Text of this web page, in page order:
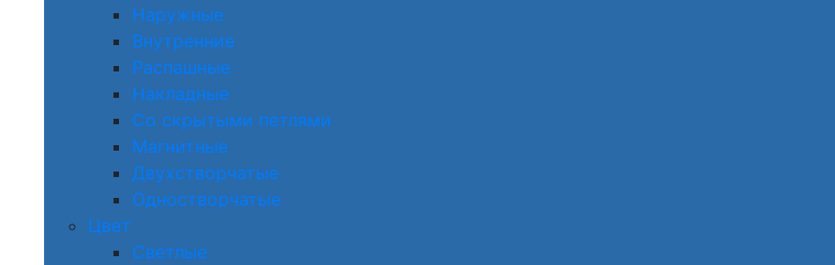
Наружные
Внутренние
Распашные
Накладные
Со скрытыми петлями
Магнитные
Двухстворчатые
Одностворчатые
Цвет
Светлые